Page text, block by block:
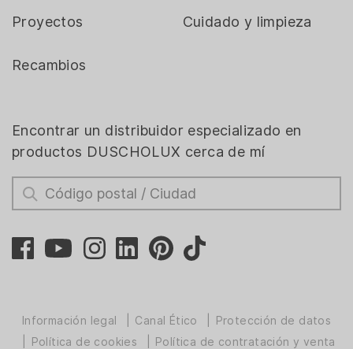
Proyectos Cuidado y limpieza
Recambios
Encontrar un distribuidor especializado en
productos DUSCHOLUX cerca de mí
Información legal Canal Ético
Protección de datos
Política de cookies
Política de contratación y venta